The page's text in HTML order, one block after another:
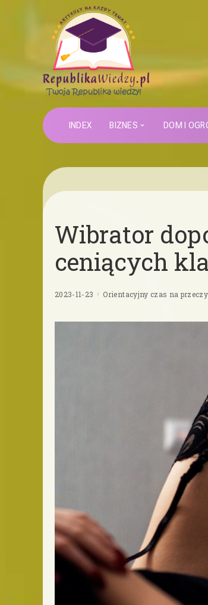
INDEX BIZNES DOM I
Wibrator
ceniących
2023-11-23 Orientacyjny czas na